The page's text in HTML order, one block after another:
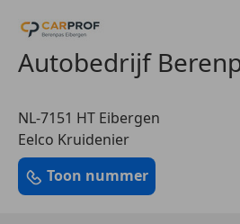
Autobedrijf
NL-7151 HT Eibergen
Eelco Kruidenier
Toon nummer